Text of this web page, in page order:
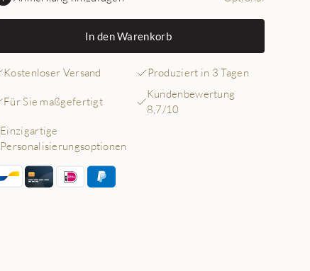
In den Warenkorb
Kostenloser Versand Produziert in 3 Tagen
Für Sie maßgefertigt
Kundenbewertung
8,7/10
Einzigartige
Personalisierungsoptionen